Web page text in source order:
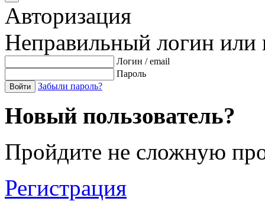
Авторизация
Неправильный логин или
Логин / email
Пароль
Войти Забыли пароль?
Новый пользователь?
Пройдите не сложную
Регистрация